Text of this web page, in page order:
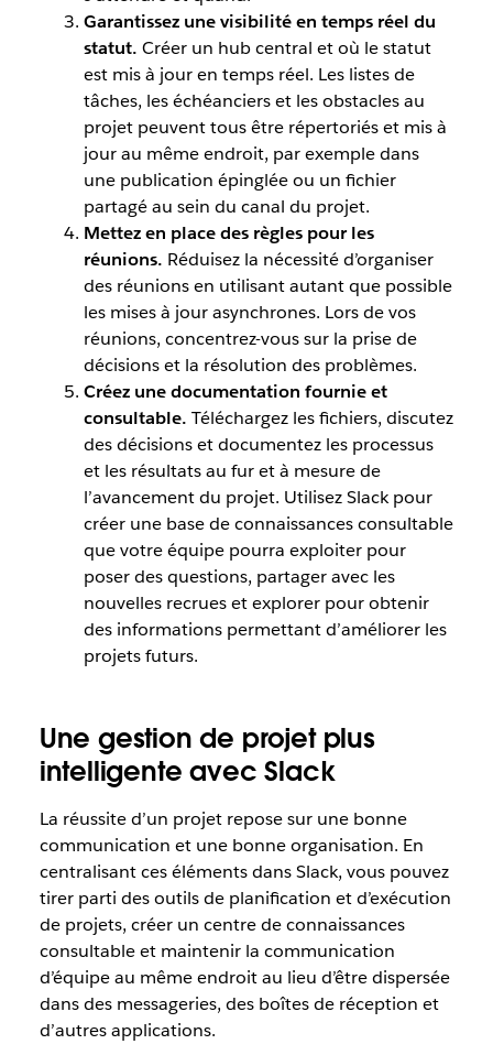
Garantissez une visibilité en temps réel du
statut. Créer un hub central et où le statut
est mis à jour en temps réel. Les listes de
tâches, les échéanciers et les obstacles au
projet peuvent tous être répertoriés et mis à
jour au même endroit, par exemple dans
une publication épinglée ou un fichier
partagé au sein du canal du projet.
Mettez en place des règles pour les
réunions. Réduisez la nécessité d’organiser
des réunions en utilisant autant que possible
les mises à jour asynchrones. Lors de vos
réunions, concentrez-vous sur la prise de
décisions et la résolution des problèmes.
Créez une documentation fournie et
consultable. Téléchargez les fichiers, discutez
des décisions et documentez les processus
et les résultats au fur et à mesure de
l’avancement du projet. Utilisez Slack pour
créer une base de connaissances consultable
que votre équipe pourra exploiter pour
poser des questions, partager avec les
nouvelles recrues et explorer pour obtenir
des informations permettant d’améliorer les
projets futurs.
Une gestion de projet plus
intelligente avec Slack
La réussite d’un projet repose sur une bonne
communication et une bonne organisation. En
centralisant ces éléments dans Slack, vous pouvez
tirer parti des outils de planification et d’exécution
de projets, créer un centre de connaissances
consultable et maintenir la communication
d’équipe au même endroit au lieu d’être dispersée
dans des messageries, des boîtes de réception et
d’autres applications.